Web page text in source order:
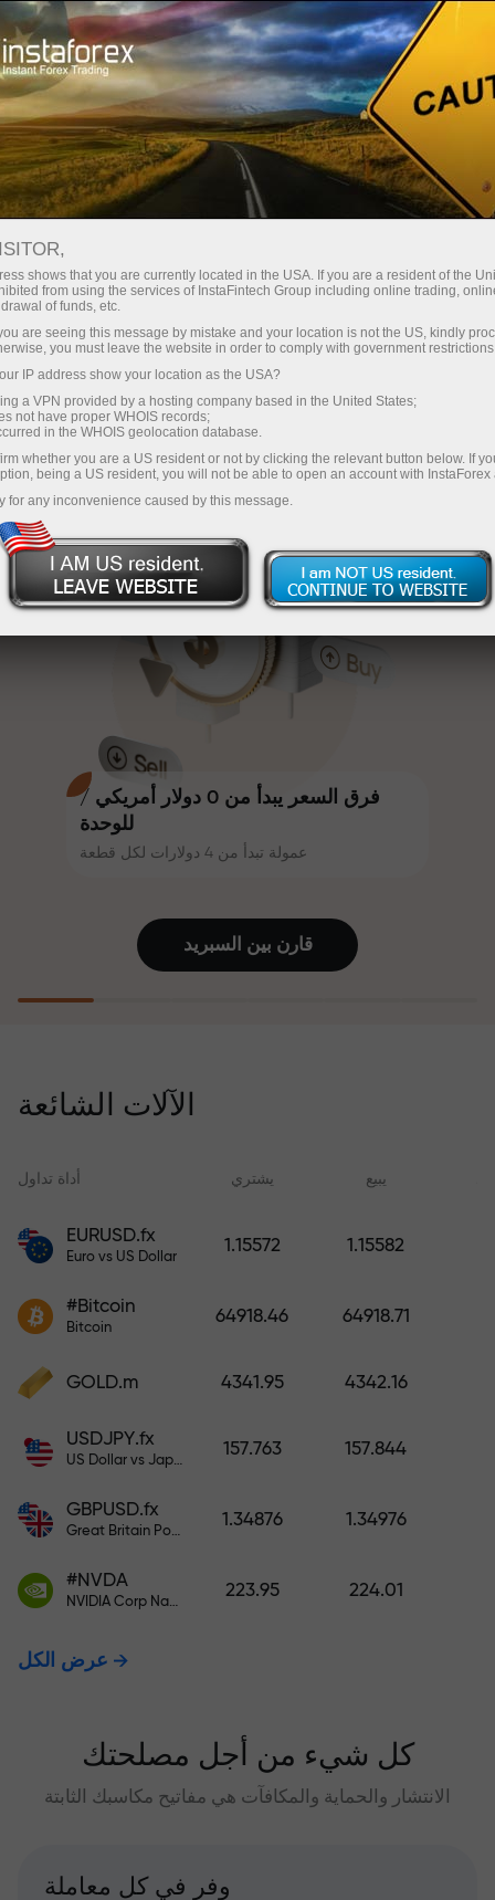
InstaForex
فرق السعر يبدأ من 0 دولار أمريكي /
للوحدة
عمولة تبدأ من 4 دولارات لكل قطعة
مع إنستا فوركس، يمكنك الوصول إلى
إلى 1:5000، وبعض من أفضل فروق
الأسعار والعمولات في السوق، وظروف
مواتية لتداول الأسهم والمؤشرات
فوركس الحصول على مكافأة تصل إلى
30% على إيداعه، والاستفادة من
عروض ترويجية وعروض خاصة أخرى.
تتشارك سرعة المسار وسرعة التداول
نفس القيم. يُضفي أليش لوبرايس
عناصر الحماس والانضباط على عالم
التداول، ويعمل كشريك يُلهم العملاء
لتحقيق أهداف طموحة.
إنستا فوركس على هاتف آيفون أو ماك
بوك أو رحلة أحلامه بمجرد إيداعه مبلغًا
من المال.
خسائرك ويضمن لك مضاعفة أرباحك
ثلاث مرات خلال ستة أشهر. تداول
مطبعياً. كلما زاد مبلغ الإيداع، زادت
صغير الحجم
30% مكافأة
لكل إيداع
سرعة
في التجارة وعلى الطريق السريع
جائزة هديتك الشخصية الكبرى
قم بإيداع المبلغ في حسابك باستخدام $333 — اختر هدية
تصل قيمتها إلى $1,500
تداول بدون مخاطرة -
نحن نضمن أرباحك
مكافأة تصل إلى 1000 ضعف - أكبر
قارن بين السبرید
الآلات الشائعة
أداة تداول يشتري يبيع
EURUSD.fx
Euro vs US Dollar
1.15572 1.15582
#Bitcoin
Bitcoin
64918.46 64918.71
GOLD.m 4341.95 4342.16
USDJPY.fx
US Dollar vs Japanese Yen
157.763 157.844
GBPUSD.fx
Great Britain Pound vs US Dollar
1.34876 1.34976
#NVDA
NVIDIA Corp Nasdaq Stock Exchange (Nasdaq) USD
223.95 224.01
عرض الكل
كل شيء من أجل مصلحتك
الانتشار والحماية والمكافآت هي مفاتيح مكاسبك الثابتة
وفر في كل معاملة
shows that you are currently located in the USA. If you are a resident of the
from using the services of InstaFintech Group including online trading,
of funds, etc.
are seeing this message by mistake and your location is not the US, kindly
you must leave the website in order to comply with government
IP address show your location as the USA?
a VPN provided by a hosting company based in the United States;
not have proper WHOIS records;
in the WHOIS geolocation database.
whether you are a US resident or not by clicking the relevant button below. If
being a US resident, you will not be able to open an account with InstaForex
for any inconvenience caused by this message.